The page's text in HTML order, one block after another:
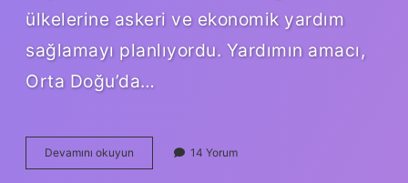
ülkelerine askeri ve ekonomik yardım
sağlamayı planlıyordu. Yardımın amacı,
Orta Doğu’da…
Devamını okuyun
2
14 Yorum